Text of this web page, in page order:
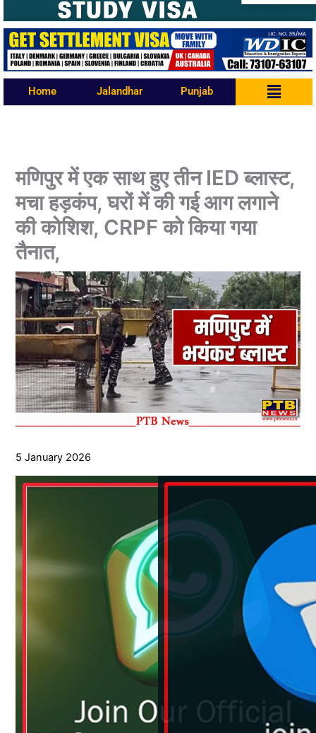
Home Jalandhar Punjab Menu
मणिपुर में एक साथ हुए तीन IED ब्लास्ट,
मचा हड़कंप, घरों में की गई आग लगाने
की कोशिश, CRPF को किया गया
तैनात,
5 January 2026